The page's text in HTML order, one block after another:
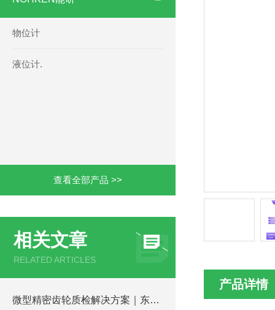
物位计
液位计.
查看全部产品 >>
相关文章
RELATED ARTICLES
微型精密齿轮质检解决方案｜东京工业 TTi-120R CNC 齿轮试验机实测解析
产品详情